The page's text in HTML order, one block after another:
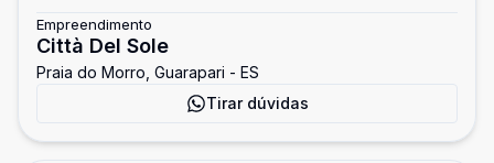
Empreendimento
Città Del Sole
Praia do Morro, Guarapari - ES
Tirar dúvidas